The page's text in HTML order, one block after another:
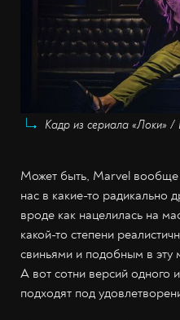
Кадр из сериала «Локи» /
Может быть, Marvel вообще
нас в какие-то радикально
вроде как нацелилась на
какой-то степени
свиньями и подобным в эту
А вот сотни версий одного
подходят под